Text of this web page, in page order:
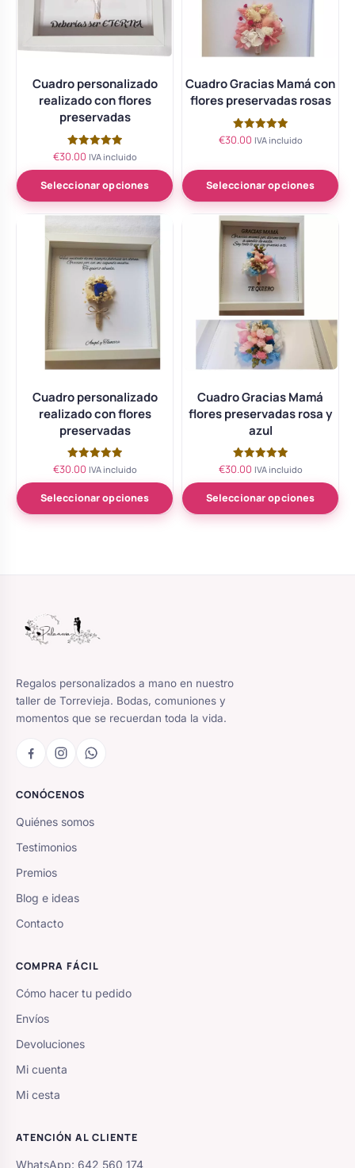
Cuadro personalizado
realizado con flores
preservadas
Valorado
de 5
€30.00 IVA incluido
Seleccionar opciones
Cuadro Gracias Mamá con
flores preservadas rosas
Valorado
€30.00 IVA incluido
Seleccionar opciones
Cuadro personalizado
realizado con flores
preservadas
Valorado
de 5
€30.00 IVA incluido
Seleccionar opciones
Cuadro Gracias Mamá
flores preservadas rosa y
azul
Valorado
de 5
€30.00 IVA incluido
Seleccionar opciones
Regalos personalizados a mano en nuestro
taller de Torrevieja. Bodas, comuniones y
momentos que se recuerdan toda la vida.
CONÓCENOS
Quiénes somos
Testimonios
Premios
Blog e ideas
Contacto
COMPRA FÁCIL
Cómo hacer tu pedido
Envíos
Devoluciones
Mi cuenta
Mi cesta
ATENCIÓN AL CLIENTE
WhatsApp: 642 560 174